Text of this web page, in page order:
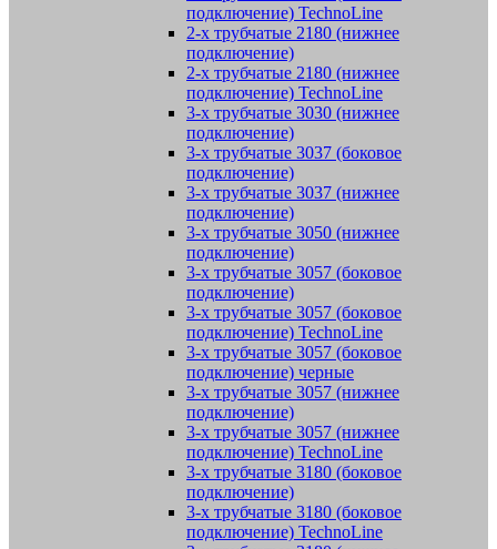
подключение) TechnoLine
2-х трубчатые 2180 (нижнее
подключение)
2-х трубчатые 2180 (нижнее
подключение) TechnoLine
3-х трубчатые 3030 (нижнее
подключение)
3-х трубчатые 3037 (боковое
подключение)
3-х трубчатые 3037 (нижнее
подключение)
3-х трубчатые 3050 (нижнее
подключение)
3-х трубчатые 3057 (боковое
подключение)
3-х трубчатые 3057 (боковое
подключение) TechnoLine
3-х трубчатые 3057 (боковое
подключение) черные
3-х трубчатые 3057 (нижнее
подключение)
3-х трубчатые 3057 (нижнее
подключение) TechnoLine
3-х трубчатые 3180 (боковое
подключение)
3-х трубчатые 3180 (боковое
подключение) TechnoLine